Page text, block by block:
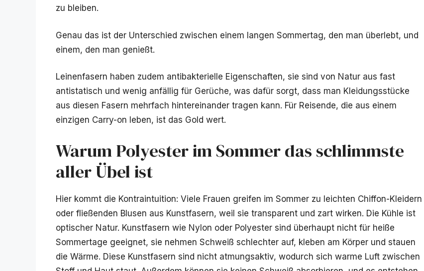
zu bleiben.
Genau das ist der Unterschied zwischen einem langen Sommertag, den man überlebt, und
einem, den man genießt.
Leinenfasern haben zudem antibakterielle Eigenschaften, sie sind von Natur aus fast
antistatisch und wenig anfällig für Gerüche, was dafür sorgt, dass man Kleidungsstücke
aus diesen Fasern mehrfach hintereinander tragen kann. Für Reisende, die aus einem
einzigen Carry-on leben, ist das Gold wert.
Warum Polyester im Sommer das schlimmste
aller Übel ist
Hier kommt die Kontraintuition: Viele Frauen greifen im Sommer zu leichten Chiffon-Kleidern
oder fließenden Blusen aus Kunstfasern, weil sie transparent und zart wirken. Die Kühle ist
optischer Natur. Kunstfasern wie Nylon oder Polyester sind überhaupt nicht für heiße
Sommertage geeignet, sie nehmen Schweiß schlechter auf, kleben am Körper und stauen
die Wärme. Diese Kunstfasern sind nicht atmungsaktiv, wodurch sich warme Luft zwischen